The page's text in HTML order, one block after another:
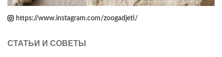
https://www.instagram.com/zoogadjeti/
СТАТЬИ И СОВЕТЫ